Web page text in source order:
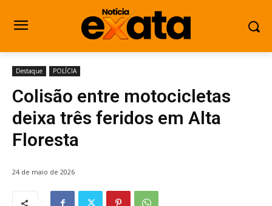
Destaque POLÍCIA
Colisão entre motocicletas
deixa três feridos em Alta
Floresta
24 de maio de 2026